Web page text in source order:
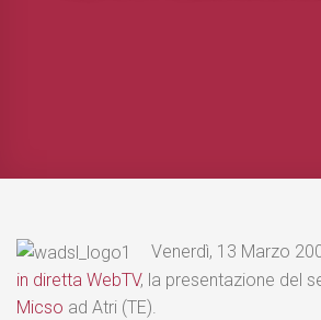
Venerdì, 13 Marzo
in diretta WebTV, la presentazione del
Micso ad Atri (TE).